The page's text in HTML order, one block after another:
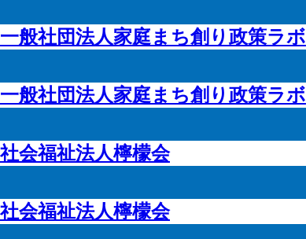
一般社団法人家庭まち創り政策ラボ
一般社団法人家庭まち創り政策ラボ
社会福祉法人檸檬会
社会福祉法人檸檬会